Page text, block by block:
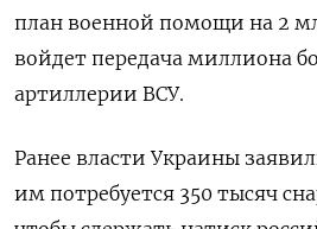
план военной помощи на 2
войдет передача миллиона
артиллерии ВСУ.
Ранее власти Украины
им потребуется 350 тысяч